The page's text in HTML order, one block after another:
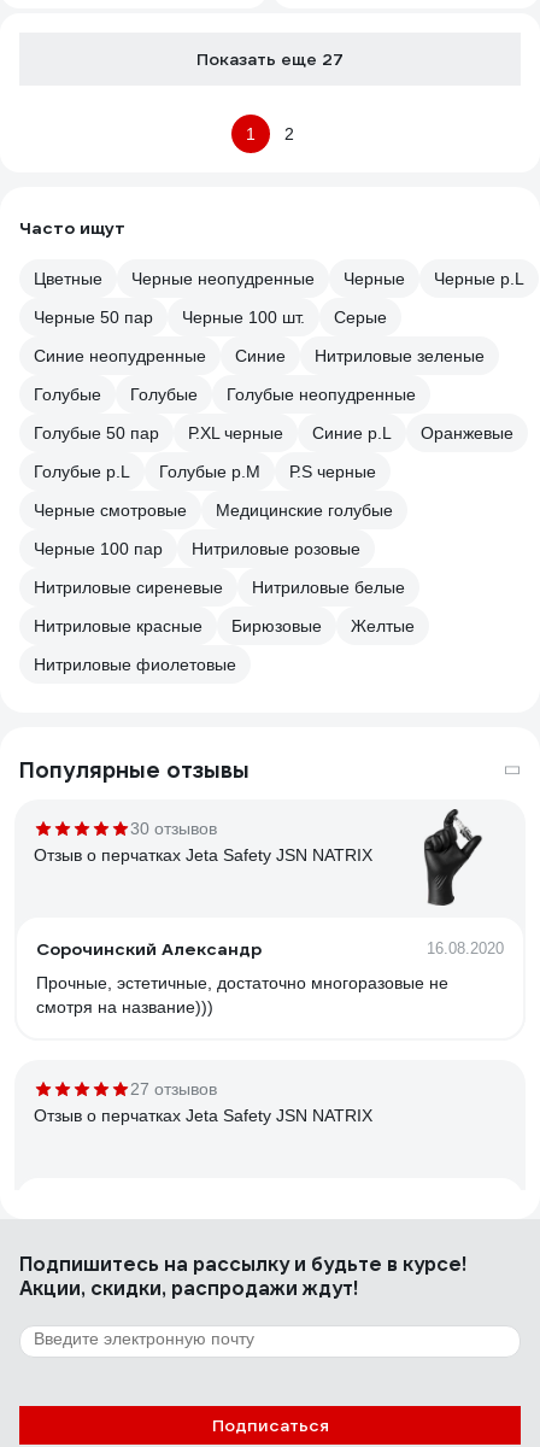
Показать еще 27
1 2
Часто ищут
Цветные Черные неопудренные Черные
Черные р.L
Черные 50 пар
Черные 100 шт.
Серые
Синие неопудренные
Синие
Нитриловые зеленые
Голубые
Голубые
Голубые неопудренные
Голубые 50 пар
Р.XL черные Синие р.L
Оранжевые
Голубые р.L
Голубые р.M
Р.S черные
Черные смотровые
Медицинские голубые
Черные 100 пар
Нитриловые розовые
Нитриловые сиреневые
Нитриловые белые
Нитриловые красные
Бирюзовые
Желтые
Нитриловые фиолетовые
Популярные отзывы
30 отзывов
Отзыв о перчатках Jeta Safety JSN NATRIX
Сорочинский Александр 16.08.2020
Прочные, эстетичные, достаточно многоразовые не
смотря на название)))
27 отзывов
Отзыв о перчатках Jeta Safety JSN NATRIX
дня . Очень прочные.
18 отзывов
Подпишитесь на рассылкуи будьте в курсе!
Акции, скидки, распродажи ждут!
Подписаться